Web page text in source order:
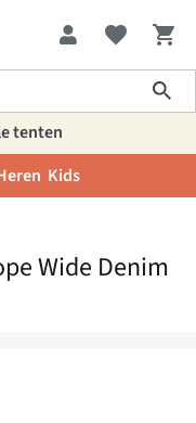
tenten
Kids
Wide Denim